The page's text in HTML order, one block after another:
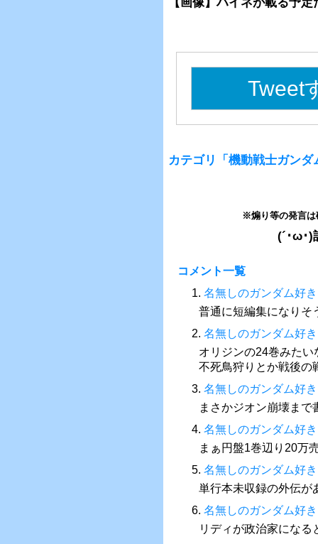
Tweet
カテゴリ「機動戦士ガン
※煽り等の発言は
(´･ω･)
コメント一覧
1. 名無しのガンダム好き
普通に短編集になりそ
2. 名無しのガンダム好き
オリジンの24巻みた
不死鳥狩りとか戦後の
3. 名無しのガンダム好き
まさかジオン崩壊まで
4. 名無しのガンダム好き
まぁ円盤1巻辺り20万
5. 名無しのガンダム好き
単行本未収録の外伝が
6. 名無しのガンダム好き
リディが政治家になる